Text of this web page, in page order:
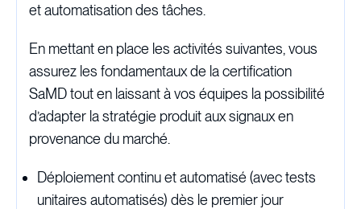
et automatisation des tâches.
En mettant en place les activités suivantes, vous
assurez les fondamentaux de la certification
SaMD tout en laissant à vos équipes la possibilité
d’adapter la stratégie produit aux signaux en
provenance du marché.
Déploiement continu et automatisé (avec tests
unitaires automatisés) dès le premier jour